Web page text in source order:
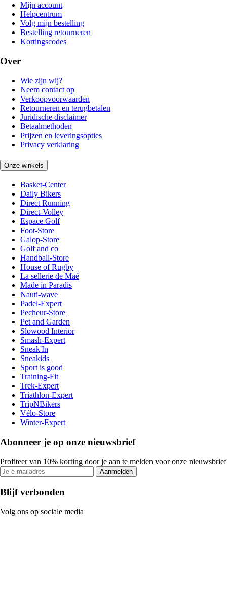
Mijn account
Helpcentrum
Volg mijn bestelling
Bestelling retourneren
Kortingscodes
Over
Wie zijn wij?
Neem contact op
Verkoopvoorwaarden
Retourneren en terugbetalen
Juridische disclaimer
Betaalmethoden
Prijzen en leveringsopties
Privacy verklaring
Onze winkels
Basket-Center
Daily Bikers
Direct Running
Direct-Volley
Espace Golf
Foot-Store
Galop-Store
Golf and co
Handball-Store
House of Rugby
La sellerie de Maé
Made in Paradis
Nauti-wave
Padel-Expert
Pecheur-Store
Pet and Garden
Slowood Interior
Smash-Expert
Sneak'In
Sneakids
Sport is good
Training-Fit
Trek-Expert
Triathlon-Expert
TripNBikers
Vélo-Store
Winter-Expert
Abonneer je op onze nieuwsbrief
Profiteer van 10% korting door je aan te melden voor onze nieuwsbrief
Aanmelden
Blijf verbonden
Volg ons op sociale media